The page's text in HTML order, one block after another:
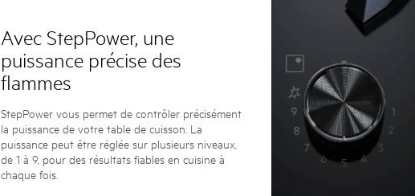
Avec StepPower, une
puissance précise des
flammes
StepPower vous permet de contrôler précisément
la puissance de votre table de cuisson. La
puissance peut être réglée sur plusieurs niveaux,
de 1 à 9, pour des résultats fiables en cuisine à
chaque fois.